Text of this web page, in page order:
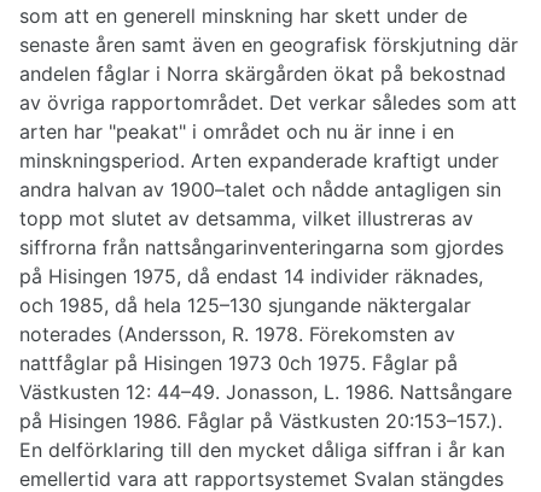
som att en generell minskning har skett under de
senaste åren samt även en geografisk förskjutning där
andelen fåglar i Norra skärgården ökat på bekostnad
av övriga rapportområdet. Det verkar således som att
arten har "peakat" i området och nu är inne i en
minskningsperiod. Arten expanderade kraftigt under
andra halvan av 1900–talet och nådde antagligen sin
topp mot slutet av detsamma, vilket illustreras av
siffrorna från nattsångarinventeringarna som gjordes
på Hisingen 1975, då endast 14 individer räknades,
och 1985, då hela 125–130 sjungande näktergalar
noterades (Andersson, R. 1978. Förekomsten av
nattfåglar på Hisingen 1973 0ch 1975. Fåglar på
Västkusten 12: 44–49. Jonasson, L. 1986. Nattsångare
på Hisingen 1986. Fåglar på Västkusten 20:153–157.).
En delförklaring till den mycket dåliga siffran i år kan
emellertid vara att rapportsystemet Svalan stängdes